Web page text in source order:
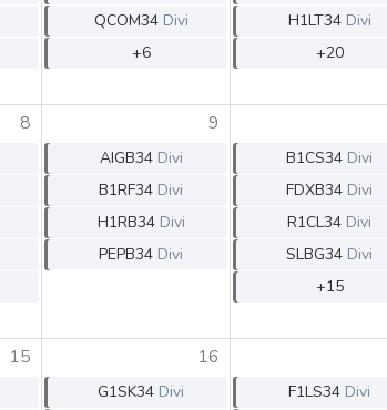
Ver todos Ver todos
QCOM34 Divi
+6
H1LT34 Divi
+20
8 9
AIGB34 Divi
B1RF34 Divi
H1RB34 Divi
PEPB34 Divi
B1CS34 Divi
FDXB34 Divi
R1CL34 Divi
SLBG34 Divi
+15
15 16
G1SK34 Divi
F1LS34 Divi